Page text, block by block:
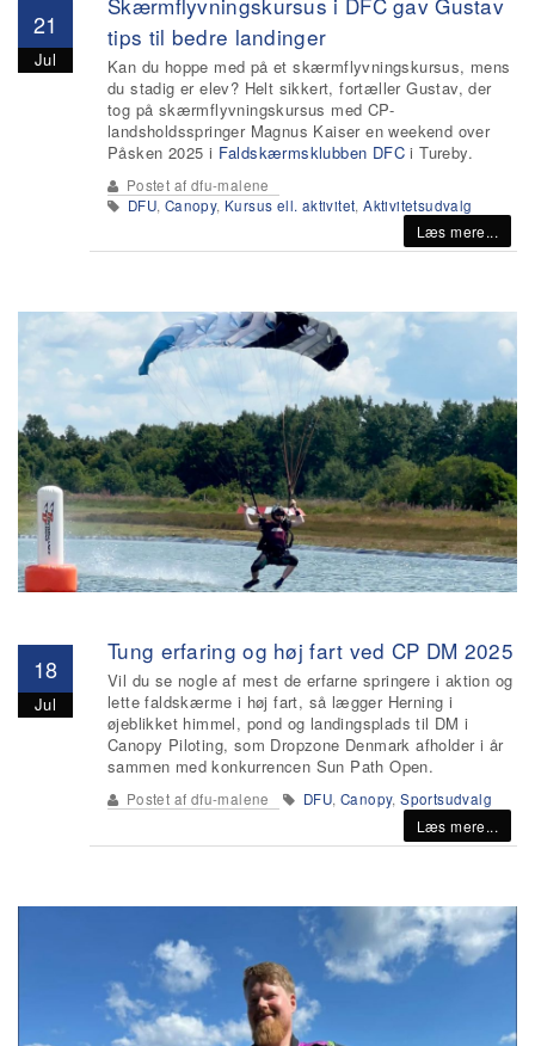
21
Jul
tips til bedre landinger
Kan du hoppe med på et skærmflyvningskursus, mens
du stadig er elev? Helt sikkert, fortæller Gustav, der
tog på skærmflyvningskursus med CP-
landsholdsspringer Magnus Kaiser en weekend over
Påsken 2025 i Faldskærmsklubben DFC i Tureby.
Postet af dfu-malene
DFU, Canopy, Kursus ell. aktivitet,Aktivitetsudvalg
Læs mere...
18
Jul
Tung erfaring og høj fart ved CP DM 2025
Vil du se nogle af mest de erfarne springere i aktion og
lette faldskærme i høj fart, så lægger Herning i
øjeblikket himmel, pond og landingsplads til DM i
Canopy Piloting, som Dropzone Denmark afholder i år
sammen med konkurrencen Sun Path Open.
Postet af dfu-malene DFU,Canopy,Sportsudvalg
Læs mere...